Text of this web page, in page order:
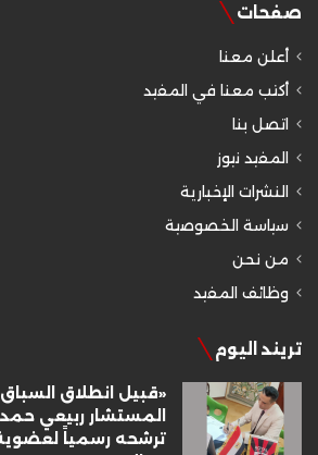
صفحات
أعلن معنا
أكتب معنا في المفيد
اتصل بنا
المفيد نيوز
النشرات الإخبارية
سياسة الخصوصية
من نحن
وظائف المفيد
تريند اليوم
«قبيل انطلاق السباق
المستشار ربيعي
ترشحه رسمياً